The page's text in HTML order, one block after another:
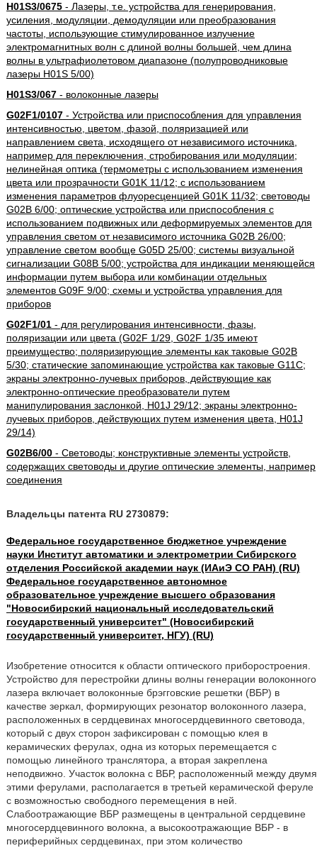
H01S3/0675- Лазеры, т.е. устройства для генерирования,
усиления, модуляции, демодуляции или преобразования
частоты, использующие стимулированное излучение
электромагнитных волн с длиной волны большей, чем длина
волны в ультрафиолетовом диапазоне (полупроводниковые
лазеры H01S 5/00)
H01S3/067- волоконные лазеры
G02F1/0107- Устройства или приспособления для управления
интенсивностью, цветом, фазой, поляризацией или
направлением света, исходящего от независимого источника,
например для переключения, стробирования или модуляции;
нелинейная оптика (термометры с использованием изменения
цвета или прозрачности G01K 11/12; с использованием
изменения параметров флуоресценцией G01K 11/32; световоды
G02B 6/00; оптические устройства или приспособления с
использованием подвижных или деформируемых элементов для
управления светом от независимого источника G02B 26/00;
управление светом вообще G05D 25/00; системы визуальной
сигнализации G08B 5/00; устройства для индикации меняющейся
информации путем выбора или комбинации отдельных
элементов G09F 9/00; схемы и устройства управления для
приборов
G02F1/01- для регулирования интенсивности, фазы,
поляризации или цвета (G02F 1/29, G02F 1/35 имеют
преимущество; поляризирующие элементы как таковые G02B
5/30; статические запоминающие устройства как таковые G11C;
экраны электронно-лучевых приборов, действующие как
электронно-оптические преобразователи путем
манипулирования заслонкой, H01J 29/12; экраны электронно-
лучевых приборов, действующих путем изменения цвета, H01J
29/14)
G02B6/00- Световоды; конструктивные элементы устройств,
содержащих световоды и другие оптические элементы, например
соединения
Владельцы патента RU 2730879:
Федеральное государственное бюджетное учреждение
науки Институт автоматики и электрометрии Сибирского
отделения Российской академии наук (ИАиЭ СО РАН) (RU)
Федеральное государственное автономное
образовательное учреждение высшего образования
"Новосибирский национальный исследовательский
государственный университет" (Новосибирский
государственный университет, НГУ) (RU)
Изобретение относится к области оптического приборостроения.
Устройство для перестройки длины волны генерации волоконного
лазера включает волоконные брэгговские решетки (ВБР) в
качестве зеркал, формирующих резонатор волоконного лазера,
расположенных в сердцевинах многосердцевинного световода,
который с двух сторон зафиксирован с помощью клея в
керамических ферулах, одна из которых перемещается с
помощью линейного транслятора, а вторая закреплена
неподвижно. Участок волокна с ВБР, расположенный между двумя
этими ферулами, располагается в третьей керамической феруле
с возможностью свободного перемещения в ней.
Слабоотражающие ВБР размещены в центральной сердцевине
многосердцевинного волокна, а высокоотражающие ВБР - в
периферийных сердцевинах, при этом количество